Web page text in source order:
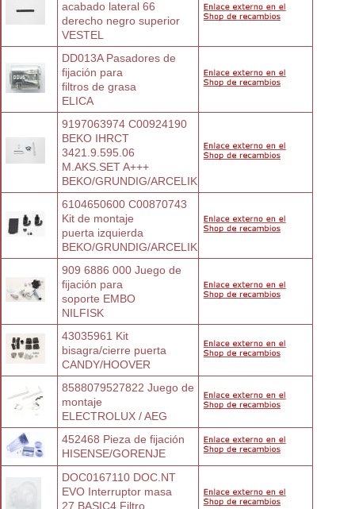
acabado lateral 66
derecho negro superior
VESTEL
DD013A Pasadores de
fijación para
filtros de grasa
ELICA
9197063974 C00924190
BEKO IHRCT
3421.9.595.06
M.AKS.SET A+++
BEKO/GRUNDIG/ARCELIK
6104650600 C00870743
Kit de montaje
puerta izquierda
BEKO/GRUNDIG/ARCELIK
909 6886 000 Juego de
fijación para
soporte EMBO
NILFISK
43035961 Kit
bisagra/cierre puerta
CANDY/HOOVER
8588079527822 Juego de
montaje
ELECTROLUX / AEG
452468 Pieza de fijación
HISENSE/GORENJE
DOC0167110 DOC.NT
EVO Interruptor masa
27 BASIC4 Filtro